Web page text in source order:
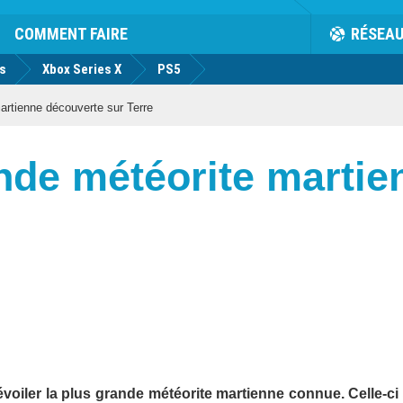
COMMENT FAIRE RÉSEAU
Xbox Series X PS5
découverte sur Terre
météorite
la plus grande météorite martienne connue. Celle-ci